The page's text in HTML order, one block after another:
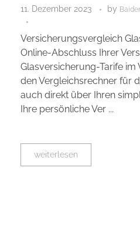
11. Dezember 2023 by
Versicherungsvergleich
Online-Abschluss Ihrer
Glasversicherung-Tarife im
den Vergleichsrechner für
auch direkt über Ihren
Ihre persönliche Ver ...
weiterlesen